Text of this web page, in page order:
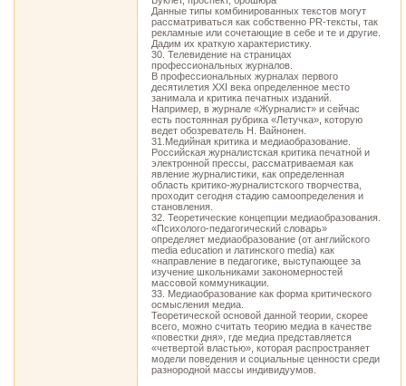
Данные типы комбинированных текстов могут
рассматриваться как собственно PR-тексты, так
рекламные или сочетающие в себе и те и другие.
Дадим их краткую характеристику.
30. Телевидение на страницах
профессиональных журналов.
В профессиональных журналах первого
десятилетия XXI века определенное место
занимала и критика печатных изданий.
Например, в журнале «Журналист» и сейчас
есть постоянная рубрика «Летучка», которую
ведет обозреватель Н. Вайнонен.
31.Медийная критика и медиаобразование.
Российская журналистская критика печатной и
электронной прессы, рассматриваемая как
явление журналистики, как определенная
область критико-журналистского творчества,
проходит сегодня стадию самоопределения и
становления.
32. Теоретические концепции медиаобразования.
«Психолого-педагогический словарь»
определяет медиаобразование (от английского
media education и латинского media) как
«направление в педагогике, выступающее за
изучение школьниками закономерностей
массовой коммуникации.
33. Медиаобразование как форма критического
осмысления медиа.
Теоретической основой данной теории, скорее
всего, можно считать теорию медиа в качестве
«повестки дня», где медиа представляется
«четвертой властью», которая распространяет
модели поведения и социальные ценности среди
разнородной массы индивидуумов.